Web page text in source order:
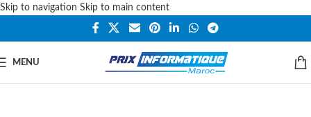
Skip to navigation Skip to main content
MENU